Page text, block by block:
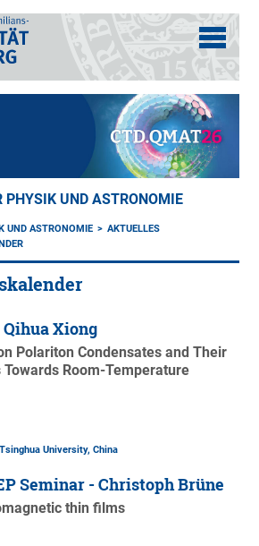
PHYSIK UND ASTRONOMIE
UND ASTRONOMIE
AKTUELLES
Xiong
Polariton Condensates and Their
Room-Temperature
University, China
Seminar - Christoph Brüne
thin films